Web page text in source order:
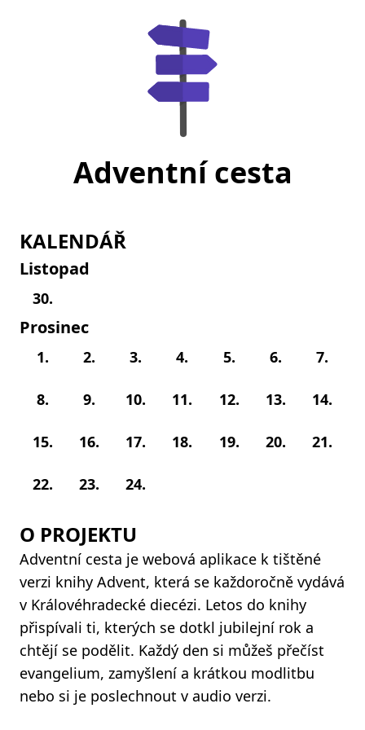
Adventní cesta
KALENDÁŘ
Listopad
30.
Prosinec
1. 2. 3. 4. 5. 6. 7.
8. 9. 10. 11. 12. 13. 14.
15. 16. 17. 18. 19. 20. 21.
22. 23. 24.
O PROJEKTU
Adventní cesta je webová aplikace k tištěné
verzi knihy Advent, která se každoročně vydává
v Královéhradecké diecézi. Letos do knihy
přispívali ti, kterých se dotkl jubilejní rok a
chtějí se podělit. Každý den si můžeš přečíst
evangelium, zamyšlení a krátkou modlitbu
nebo si je poslechnout v audio verzi.